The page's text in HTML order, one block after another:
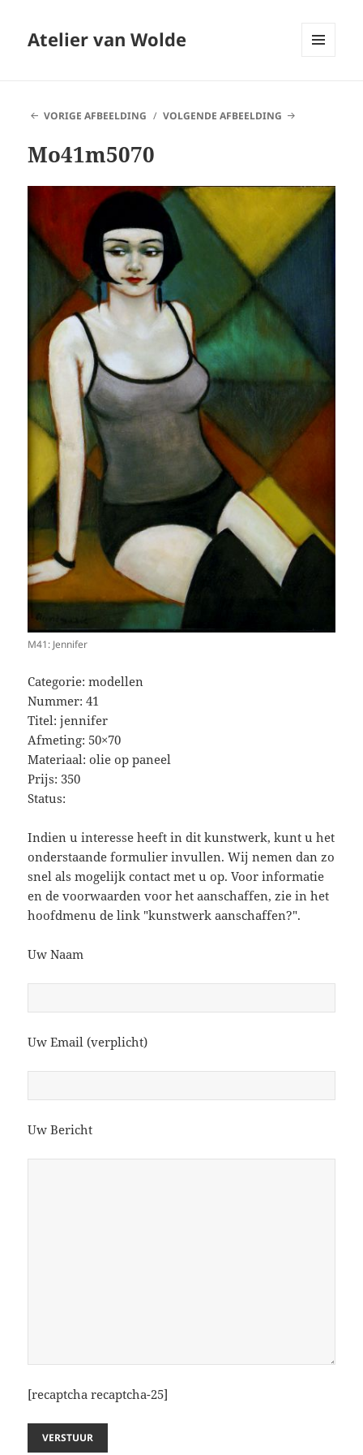
Atelier van Wolde
VORIGE AFBEELDING
VOLGENDE AFBEELDING
Mo41m5070
M41: Jennifer
Categorie: modellen
Nummer: 41
Titel: jennifer
Afmeting: 50×70
Materiaal: olie op paneel
Prijs: 350
Status:
Indien u interesse heeft in dit kunstwerk, kunt u het
onderstaande formulier invullen. Wij nemen dan zo
snel als mogelijk contact met u op. Voor informatie
en de voorwaarden voor het aanschaffen, zie in het
hoofdmenu de link "kunstwerk aanschaffen?".
Uw Naam
Uw Email (verplicht)
Uw Bericht
[recaptcha recaptcha-25]